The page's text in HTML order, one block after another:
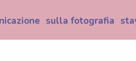
sulla fotografia